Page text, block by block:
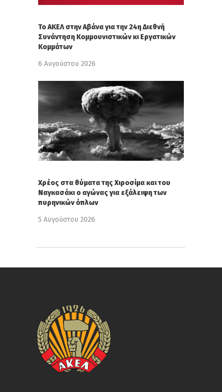
Το ΑΚΕΛ στην Αβάνα για την 24η Διεθνή
Συνάντηση Κομμουνιστικών κι Εργατικών
Κομμάτων
6 Αυγούστου 2026
Χρέος στα θύματα της Χιροσίμα και του
Ναγκασάκι ο αγώνας για εξάλειψη των
πυρηνικών όπλων
5 Αυγούστου 2026